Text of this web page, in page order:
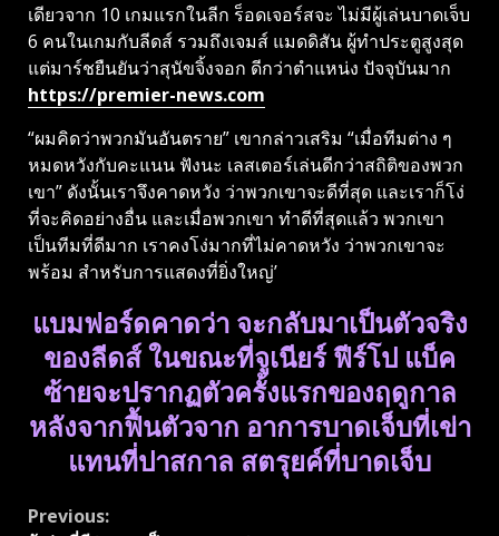
เดียวจาก 10 เกมแรกในลีก ร็อดเจอร์สจะ ไม่มีผู้เล่นบาดเจ็บ
6 คนในเกมกับลีดส์ รวมถึงเจมส์ แมดดิสัน ผู้ทำประตูสูงสุด
แต่มาร์ชยืนยันว่าสุนัขจิ้งจอก ดีกว่าตำแหน่ง ปัจจุบันมาก
https://premier-news.com
“ผมคิดว่าพวกมันอันตราย” เขากล่าวเสริม “เมื่อทีมต่าง ๆ
หมดหวังกับคะแนน ฟังนะ เลสเตอร์เล่นดีกว่าสถิติของพวก
เขา” ดังนั้นเราจึงคาดหวัง ว่าพวกเขาจะดีที่สุด และเราก็โง่
ที่จะคิดอย่างอื่น และเมื่อพวกเขา ทำดีที่สุดแล้ว พวกเขา
เป็นทีมที่ดีมาก เราคงโง่มากที่ไม่คาดหวัง ว่าพวกเขาจะ
พร้อม สำหรับการแสดงที่ยิ่งใหญ่’
แบมฟอร์ดคาดว่า จะกลับมาเป็นตัวจริง
ของลีดส์ ในขณะที่จูเนียร์ ฟีร์โป แบ็ค
ซ้ายจะปรากฏตัวครั้งแรกของฤดูกาล
หลังจากฟื้นตัวจาก อาการบาดเจ็บที่เข่า
แทนที่ปาสกาล สตรุยค์ที่บาดเจ็บ
Continue
Previous: